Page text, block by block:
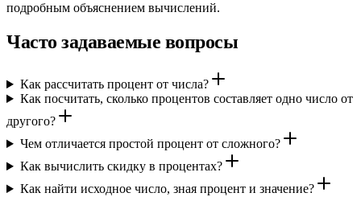
подробным объяснением вычислений.
Часто задаваемые вопросы
Как рассчитать процент от числа?
Как посчитать, сколько процентов составляет одно число от
другого?
Чем отличается простой процент от сложного?
Как вычислить скидку в процентах?
Как найти исходное число, зная процент и значение?